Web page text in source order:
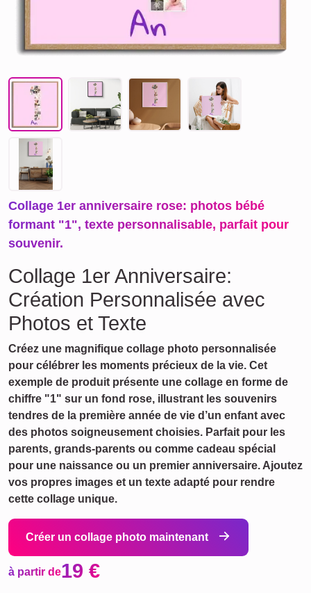
Collage 1er anniversaire rose: photos bébé
formant "1", texte personnalisable, parfait pour
souvenir.
Collage 1er Anniversaire:
Création Personnalisée avec
Photos et Texte
Créez une magnifique collage photo personnalisée
pour célébrer les moments précieux de la vie. Cet
exemple de produit présente une collage en forme de
chiffre "1" sur un fond rose, illustrant les souvenirs
tendres de la première année de vie d’un enfant avec
des photos soigneusement choisies. Parfait pour les
parents, grands-parents ou comme cadeau spécial
pour une naissance ou un premier anniversaire. Ajoutez
vos propres images et un texte adapté pour rendre
cette collage unique.
Créer un collage photo maintenant
à partir de19 €